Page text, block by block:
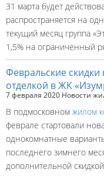
31 марта будет
распространяется на
текущий месяц группа
1,5% на ограниченный
Февральские
отделкой в ЖК
7 февраля 2020 Новости
В подмосковном жилом
феврале стартовали
однокомнатные
последнего зимнего
дополнительной